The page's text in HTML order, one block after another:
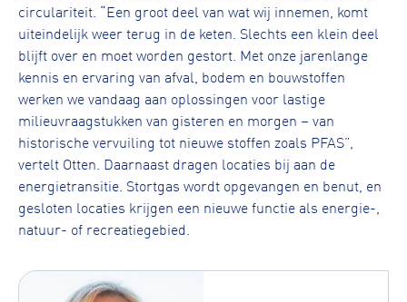
circulariteit. “Een groot deel van wat wij innemen, komt
uiteindelijk weer terug in de keten. Slechts een klein deel
blijft over en moet worden gestort. Met onze jarenlange
kennis en ervaring van afval, bodem en bouwstoffen
werken we vandaag aan oplossingen voor lastige
milieuvraagstukken van gisteren en morgen – van
historische vervuiling tot nieuwe stoffen zoals PFAS”,
vertelt Otten. Daarnaast dragen locaties bij aan de
energietransitie. Stortgas wordt opgevangen en benut, en
gesloten locaties krijgen een nieuwe functie als energie-,
natuur- of recreatiegebied.